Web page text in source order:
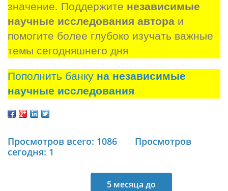
значение. Поддержите независимые
научные исследования автора и
помогите более глубоко изучать важные
темы сегодняшнего дня
Пополнить банку на независимые
научные исследования
Просмотров всего: 1086
Просмотров
сегодня: 1
5 месяца до